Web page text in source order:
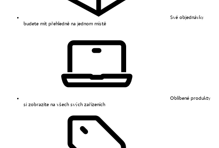
Své objednávky
budete mít přehledně na jednom místě
Oblíbené produkty
si zobrazíte na všech svých zařízeních